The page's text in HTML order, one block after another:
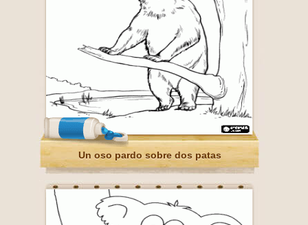
Un oso pardo sobre dos patas